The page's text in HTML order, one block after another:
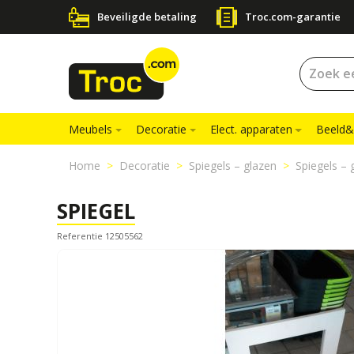
Beveiligde betaling Troc.com-garantie
Meubels Decoratie Elect. apparaten
Home Decoratie Spiegels – glazen Spiegels –
SPIEGEL
Referentie 12505562